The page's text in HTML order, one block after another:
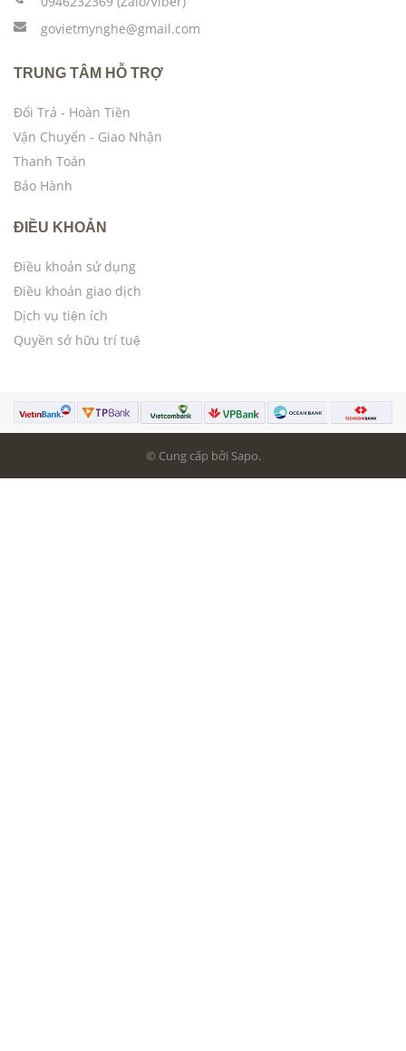
govietmynghe@gmail.com
TRUNG TÂM HỖ TRỢ
Đổi Trả - Hoàn Tiền
Vận Chuyển - Giao Nhận
Thanh Toán
Bảo Hành
ĐIỀU KHOẢN
Điều khoản sử dụng
Điều khoản giao dịch
Dịch vụ tiện ích
Quyền sở hữu trí tuệ
© Cung cấp bởi Sapo.